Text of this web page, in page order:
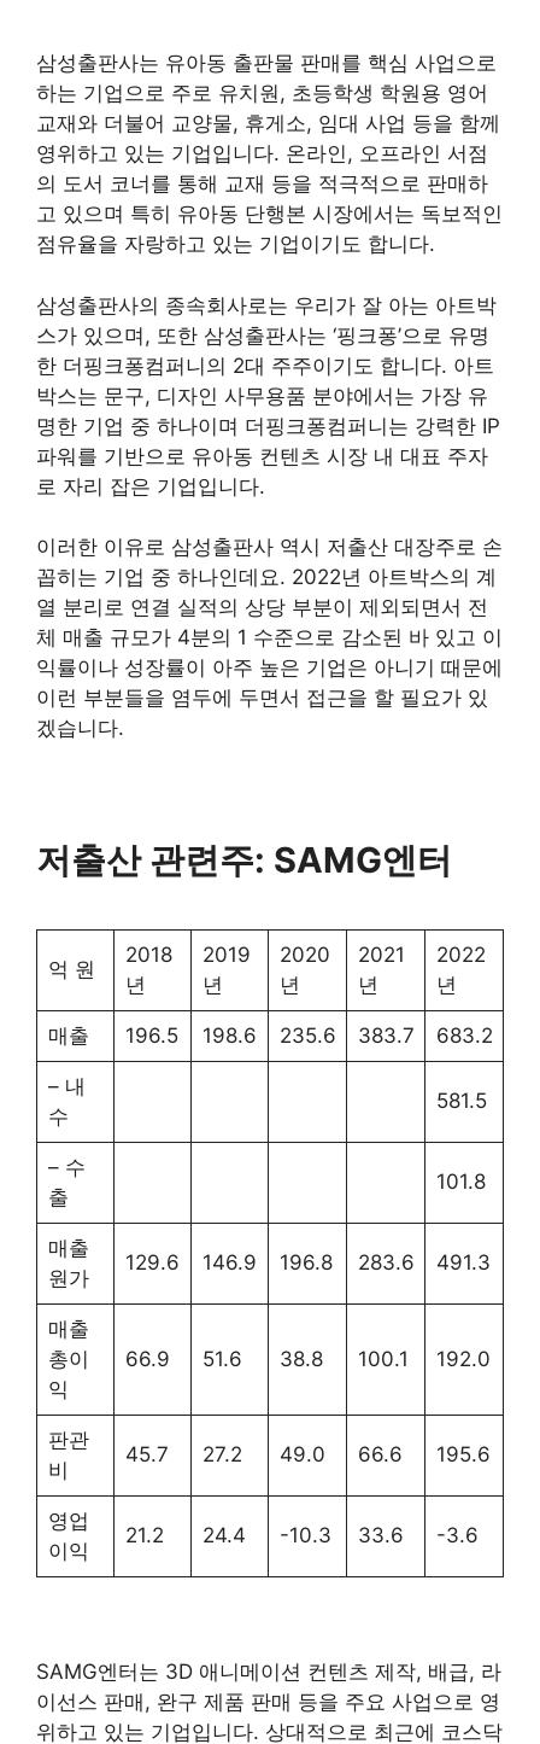
삼성출판사는 유아동 출판물 판매를 핵심 사업으로
하는 기업으로 주로 유치원, 초등학생 학원용 영어
교재와 더불어 교양물, 휴게소, 임대 사업 등을 함께
영위하고 있는 기업입니다. 온라인, 오프라인 서점
의 도서 코너를 통해 교재 등을 적극적으로 판매하
고 있으며 특히 유아동 단행본 시장에서는 독보적인
점유율을 자랑하고 있는 기업이기도 합니다.
삼성출판사의 종속회사로는 우리가 잘 아는 아트박
스가 있으며, 또한 삼성출판사는 ‘핑크퐁’으로 유명
한 더핑크퐁컴퍼니의 2대 주주이기도 합니다. 아트
박스는 문구, 디자인 사무용품 분야에서는 가장 유
명한 기업 중 하나이며 더핑크퐁컴퍼니는 강력한 IP
파워를 기반으로 유아동 컨텐츠 시장 내 대표 주자
로 자리 잡은 기업입니다.
이러한 이유로 삼성출판사 역시 저출산 대장주로 손
꼽히는 기업 중 하나인데요. 2022년 아트박스의 계
열 분리로 연결 실적의 상당 부분이 제외되면서 전
체 매출 규모가 4분의 1 수준으로 감소된 바 있고 이
익률이나 성장률이 아주 높은 기업은 아니기 때문에
이런 부분들을 염두에 두면서 접근을 할 필요가 있
겠습니다.
저출산 관련주: SAMG엔터
억 원
2018
년
2019
년
2020
년
2021
년
2022
년
매출 196.5 198.6 235.6 383.7 683.2
– 내
수
581.5
– 수
출
101.8
매출
원가
129.6 146.9 196.8 283.6 491.3
매출
총이
익
66.9 51.6 38.8 100.1 192.0
판관
비
45.7 27.2 49.0 66.6 195.6
영업
이익
21.2 24.4 -10.3 33.6 -3.6
SAMG엔터는 3D 애니메이션 컨텐츠 제작, 배급, 라
이선스 판매, 완구 제품 판매 등을 주요 사업으로 영
위하고 있는 기업입니다. 상대적으로 최근에 코스닥